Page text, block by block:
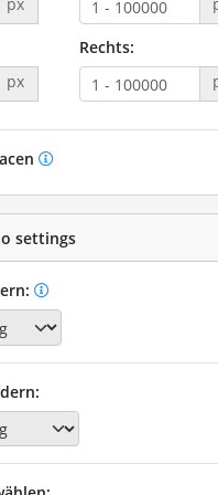
px
px
Rechts:
settings